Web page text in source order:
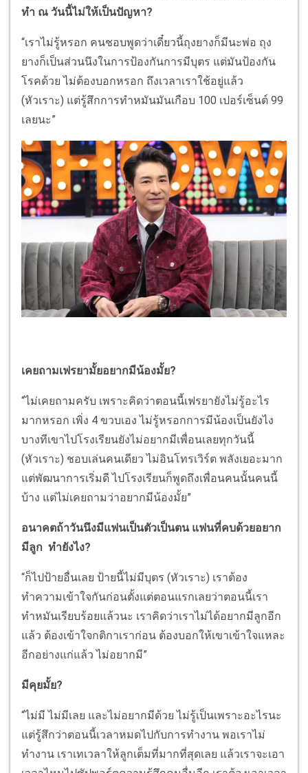
ทำ ณ วันนี้ไม่ให้เป็นปัญหา?
“เราไม่รู้หรอก คนชอบพูดว่าเดี๋ยวนี้ถุงยางก็มีนะพ่อ ถุง
ยางก็เป็นส่วนนึงในการป้องกันการมีบุตร แต่มันป้องกัน
โรคด้วย ไม่ต้องบอกหรอก ถึงเวลาเราใช้อยู่แล้ว
(หัวเราะ) แต่รู้สึกการทำหมันมันเกือบ 100 เปอร์เซ็นต์ 99
เลยนะ”
เคยถามเฟรยามั้ยอยากมีน้องมั้ย?
“ไม่เคยถามครับ เพราะคิดว่าตอนนี้เฟรยายังไม่รู้อะไร
มากหรอก เพิ่ง 4 ขวบเอง ไม่รู้หรอกการมีน้องเป็นยังไง
บางทีเขาไปโรงเรียนยังไม่อยากมีเพื่อนเลยทุกวันนี้
(หัวเราะ) ชอบเล่นคนเดียว ไม่อินโทรเวิร์ต พลังเยอะมาก
แต่พัฒนาการเริ่มดี ไปโรงเรียนก็พูดถึงเพื่อนคนนั้นคนนี้
บ้าง แต่ไม่เคยถามว่าอยากมีน้องมั้ย”
อนาคตถ้าวันนึงมีแฟนเป็นตัวเป็นตน แฟนที่คบด้วยอยาก
มีลูก ทำยังไง?
“ก็ไปป้ายอื่นเลย ป้ายนี้ไม่มีบุตร (หัวเราะ) เราต้อง
ทำความเข้าใจกันก่อนตั้งแต่ตอนแรกเลยว่าตอนนี้เรา
ทำหมันเรียบร้อยแล้วนะ เราคิดว่าเราไม่ได้อยากมีลูกอีก
แล้ว ต้องเข้าใจกติกาเราก่อน ต้องบอกให้เขาเข้าใจแหละ
อีกอย่างแก่แล้ว ไม่อยากมี”
มีคุยมั้ย?
“ไม่มี ไม่มีเลย และไม่อยากมีด้วย ไม่รู้เป็นเพราะอะไรนะ
แต่รู้สึกว่าตอนนี้เวลาหมดไปกับการทำงาน พอเราไม่
ทำงาน เราเทเวลาให้ลูกเต็มที่มากที่สุดเลย แล้วเราจะเอา